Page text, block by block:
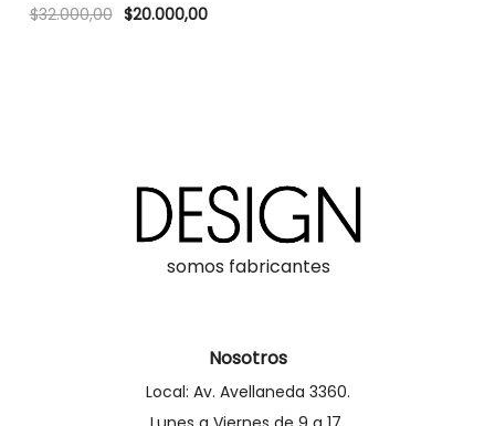
$32.000,00 $20.000,00
somos fabricantes
Nosotros
Local: Av. Avellaneda 3360.